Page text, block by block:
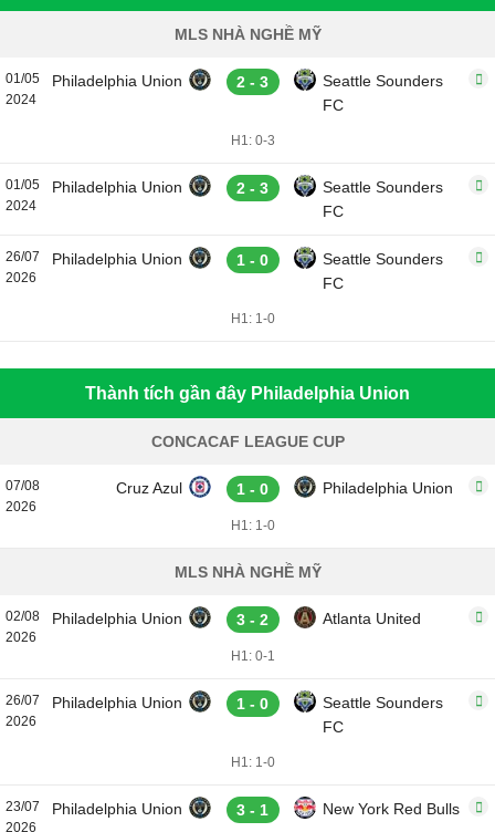
MLS NHÀ NGHỀ MỸ
01/05
2024
Philadelphia Union 2 - 3
Seattle Sounders
FC
H1: 0-3
01/05
2024
Philadelphia Union 2 - 3
Seattle Sounders
FC
26/07
2026
Philadelphia Union 1 - 0
Seattle Sounders
FC
H1: 1-0
Thành tích gần đây Philadelphia Union
CONCACAF LEAGUE CUP
07/08
2026
Cruz Azul 1 - 0 Philadelphia Union
H1: 1-0
MLS NHÀ NGHỀ MỸ
02/08
2026
Philadelphia Union 3 - 2 Atlanta United
H1: 0-1
26/07
2026
Philadelphia Union 1 - 0
Seattle Sounders
FC
H1: 1-0
23/07
2026
Philadelphia Union 3 - 1 New York Red Bulls